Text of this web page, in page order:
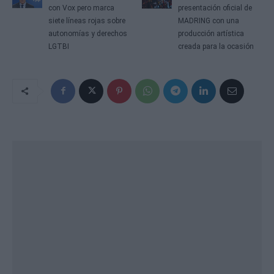
con Vox pero marca
siete líneas rojas sobre
autonomías y derechos
LGTBI
presentación oficial de
MADRING con una
producción artística
creada para la ocasión